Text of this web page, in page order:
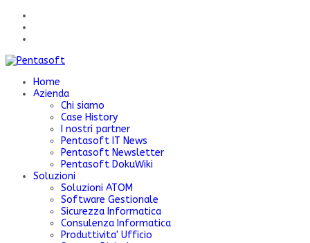
Home
Azienda
Chi siamo
Case History
I nostri partner
Pentasoft IT News
Pentasoft Newsletter
Pentasoft DokuWiki
Soluzioni
Soluzioni ATOM
Software Gestionale
Sicurezza Informatica
Consulenza Informatica
Produttivita' Ufficio